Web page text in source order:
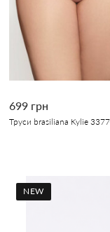
699 грн
Труси brasiliana Kylie
NEW